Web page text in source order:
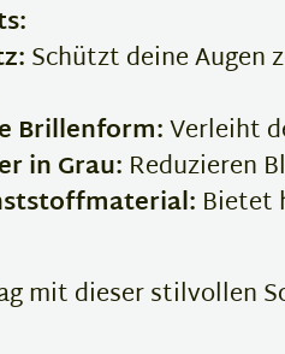
Schützt deine Augen
Brillenform:Verleiht
in Grau: Reduzieren
Bietet
mit dieser stilvollen